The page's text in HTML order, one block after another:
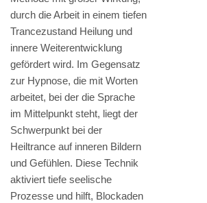
durch die Arbeit in einem tiefen
Trancezustand Heilung und
innere Weiterentwicklung
gefördert wird. Im Gegensatz
zur Hypnose, die mit Worten
arbeitet, bei der die Sprache
im Mittelpunkt steht, liegt der
Schwerpunkt bei der
Heiltrance auf inneren Bildern
und Gefühlen. Diese Technik
aktiviert tiefe seelische
Prozesse und hilft, Blockaden